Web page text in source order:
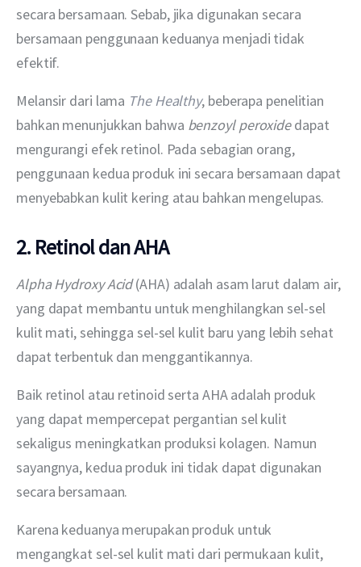
secara bersamaan. Sebab, jika digunakan secara
bersamaan penggunaan keduanya menjadi tidak
efektif.
Melansir dari lama The Healthy, beberapa penelitian
bahkan menunjukkan bahwa benzoyl peroxide dapat
mengurangi efek retinol. Pada sebagian orang,
penggunaan kedua produk ini secara bersamaan dapat
menyebabkan kulit kering atau bahkan mengelupas.
2. Retinol dan AHA
Alpha Hydroxy Acid (AHA) adalah asam larut dalam air,
yang dapat membantu untuk menghilangkan sel-sel
kulit mati, sehingga sel-sel kulit baru yang lebih sehat
dapat terbentuk dan menggantikannya.
Baik retinol atau retinoid serta AHA adalah produk
yang dapat mempercepat pergantian sel kulit
sekaligus meningkatkan produksi kolagen. Namun
sayangnya, kedua produk ini tidak dapat digunakan
secara bersamaan.
Karena keduanya merupakan produk untuk
mengangkat sel-sel kulit mati dari permukaan kulit,